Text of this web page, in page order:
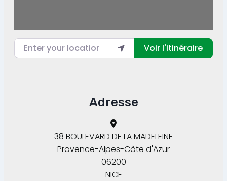
Enter your location
Voir l'itinéraire
Adresse
38 BOULEVARD DE LA MADELEINE
NICE
Provence-Alpes-Côte d'Azur
06200